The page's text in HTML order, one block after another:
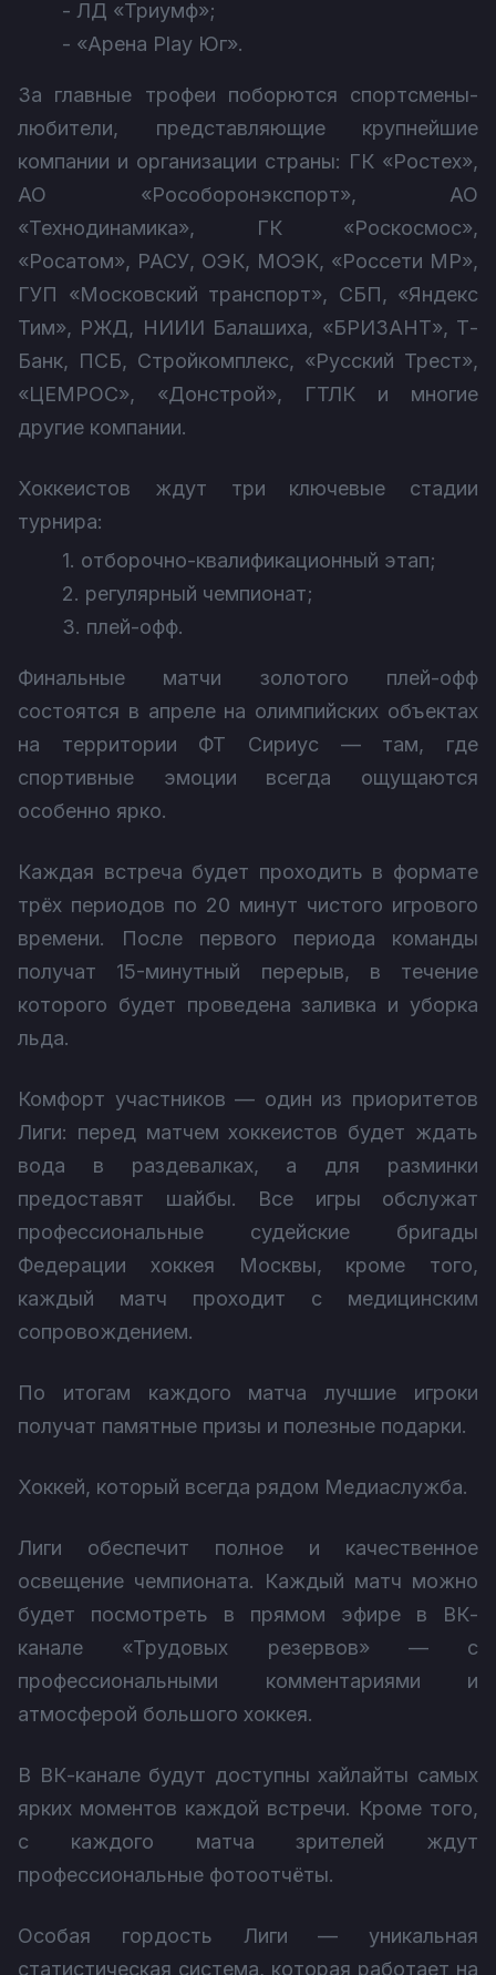
- ЛД «Триумф»;
- «Арена Play Юг».
За главные трофеи поборются спортсмены-
любители, представляющие крупнейшие
компании и организации страны: ГК «Ростех»,
АО «Рособоронэкспорт», АО
«Технодинамика», ГК «Роскосмос»,
«Росатом», РАСУ, ОЭК, МОЭК, «Россети МР»,
ГУП «Московский транспорт», СБП, «Яндекс
Тим», РЖД, НИИИ Балашиха, «БРИЗАНТ», Т-
Банк, ПСБ, Стройкомплекс, «Русский Трест»,
«ЦЕМРОС», «Донстрой», ГТЛК и многие
другие компании.
Хоккеистов ждут три ключевые стадии
турнира:
1. отборочно-квалификационный этап;
2. регулярный чемпионат;
3. плей-офф.
Финальные матчи золотого плей-офф
состоятся в апреле на олимпийских объектах
на территории ФТ Сириус — там, где
спортивные эмоции всегда ощущаются
особенно ярко.
Каждая встреча будет проходить в формате
трёх периодов по 20 минут чистого игрового
времени. После первого периода команды
получат 15-минутный перерыв, в течение
которого будет проведена заливка и уборка
льда.
Комфорт участников — один из приоритетов
Лиги: перед матчем хоккеистов будет ждать
вода в раздевалках, а для разминки
предоставят шайбы. Все игры обслужат
профессиональные судейские бригады
Федерации хоккея Москвы, кроме того,
каждый матч проходит с медицинским
сопровождением.
По итогам каждого матча лучшие игроки
получат памятные призы и полезные подарки.
Хоккей, который всегда рядом Медиаслужба.
Лиги обеспечит полное и качественное
освещение чемпионата. Каждый матч можно
будет посмотреть в прямом эфире в ВК-
канале «Трудовых резервов» — с
профессиональными комментариями и
атмосферой большого хоккея.
В ВК-канале будут доступны хайлайты самых
ярких моментов каждой встречи. Кроме того,
с каждого матча зрителей ждут
профессиональные фотоотчёты.
Особая гордость Лиги — уникальная
статистическая система, которая работает на